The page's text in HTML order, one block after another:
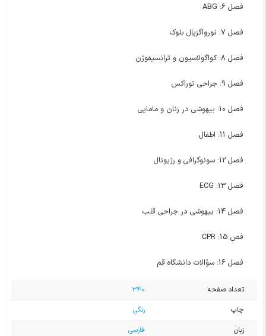
فصل 6: ABG
فصل 7: نورواگزيال بلوک
فصل 8: کواگولاسیون و ترانسیفوژن
فصل 9: جراحی توراکس
فصل 10: بیهوشی در زنان و مامایی
فصل 11: اطفال
فصل 12: سونوگرافی و رژیونال
فصل 13: ECG
فصل 14: بیهوشی در جراحی قلب
فص 15: CPR
فصل 16: سؤالات دانشگاه قم
تعداد صفحه
340
چاپ
رنگی
زبان
فارسی